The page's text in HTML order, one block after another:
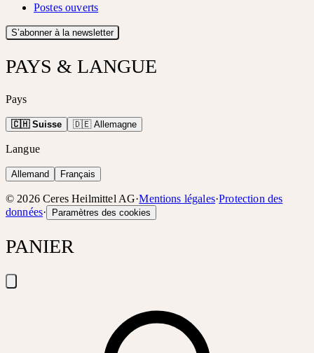
Postes ouverts
S’abonner à la newsletter
PAYS & LANGUE
Pays
🇨🇭 Suisse 🇩🇪 Allemagne
Langue
Allemand Français
© 2026 Ceres Heilmittel AG·Mentions légales·Protection des
données· Paramètres des cookies
PANIER